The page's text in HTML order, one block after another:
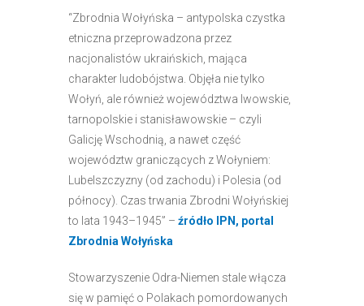
“Zbrodnia Wołyńska – antypolska czystka
etniczna przeprowadzona przez
nacjonalistów ukraińskich, mająca
charakter ludobójstwa. Objęła nie tylko
Wołyń, ale również województwa lwowskie,
tarnopolskie i stanisławowskie – czyli
Galicję Wschodnią, a nawet część
województw graniczących z Wołyniem:
Lubelszczyzny (od zachodu) i Polesia (od
północy). Czas trwania Zbrodni Wołyńskiej
to lata 1943–1945” – źródło IPN, portal
Zbrodnia Wołyńska
Stowarzyszenie Odra-Niemen stale włącza
się w pamięć o Polakach pomordowanych